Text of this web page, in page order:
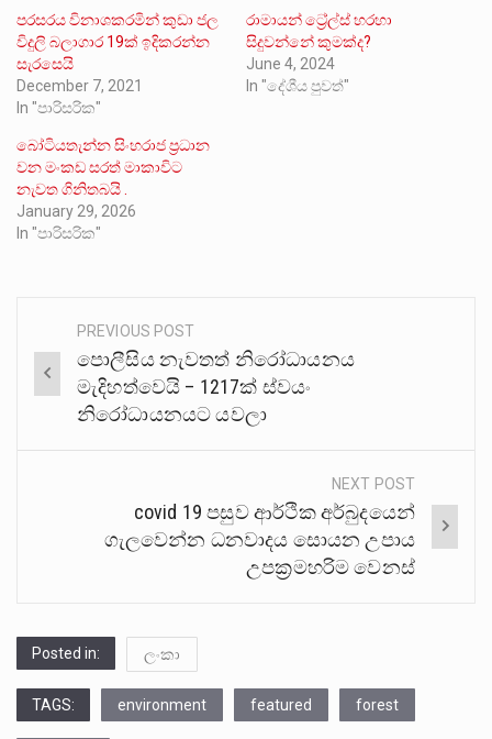
පරසරය විනාශකරමින් කුඩා ජල
විදුලි බලාගාර 19ක් ඉදිකරන්න
සැරසෙයි
December 7, 2021
In "පාරිසරික"
රාමායන් ට්‍රේල්ස් හරහා
සිදුවන්නේ කුමක්ද?
June 4, 2024
In "දේශීය පුවත්"
බෝටියතැන්න සිංහරාජ ප්‍රධාන
වන මංකඩ සරත් මාකාවිට
නැවත ගිනිතබයි .
January 29, 2026
In "පාරිසරික"
Post
navigation
PREVIOUS POST
පොලීසිය නැවතත් නිරෝධායනය
මැදිහත්වෙයි – 1217ක් ස්වයං
නිරෝධායනයට යවලා
NEXT POST
covid 19 පසුව ආර්ථික අර්බුදයෙන්
ගැලවෙන්න ධනවාදය සොයන උපාය
උපක්‍රමහරිම වෙනස්
Posted in: ලංකා
TAGS: environment featured forest